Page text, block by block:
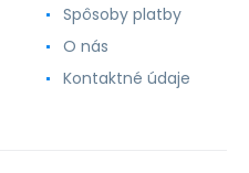
Spôsoby platby
O nás
Kontaktné údaje